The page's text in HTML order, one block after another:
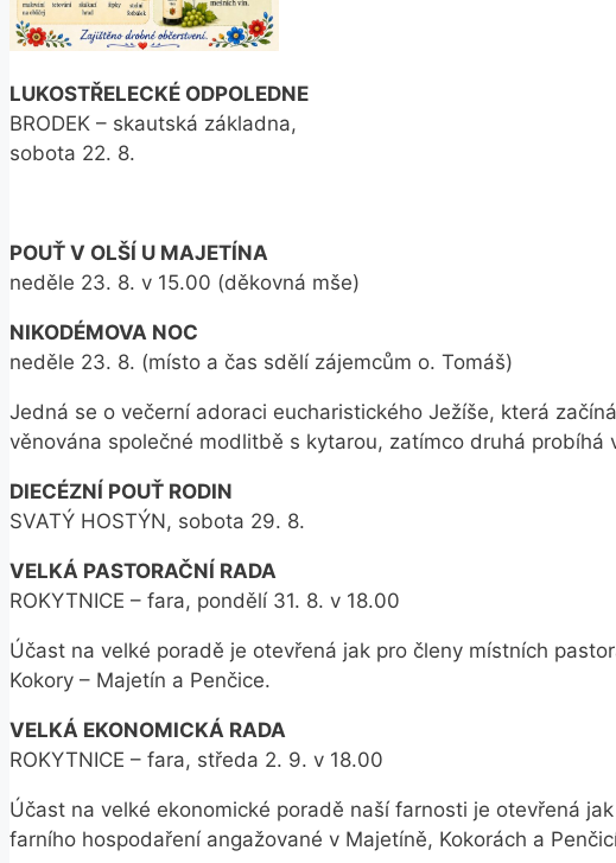
LUKOSTŘELECKÉ ODPOLEDNE
BRODEK – skautská základna,
sobota 22. 8.
POUŤ V OLŠÍ U MAJETÍNA
neděle 23. 8. v 15.00 (děkovná mše)
NIKODÉMOVA NOC
neděle 23. 8. (místo a čas sdělí zájemcům o. Tomáš)
Jedná se o večerní adoraci eucharistického Ježíše, která
věnována společné modlitbě s kytarou, zatímco druhá
DIECÉZNÍ POUŤ RODIN
SVATÝ HOSTÝN, sobota 29. 8.
VELKÁ PASTORAČNÍ RADA
ROKYTNICE – fara, pondělí 31. 8. v 18.00
Účast na velké poradě je otevřená jak pro členy místních
Kokory – Majetín a Penčice.
VELKÁ EKONOMICKÁ RADA
ROKYTNICE – fara, středa 2. 9. v 18.00
Účast na velké ekonomické poradě naší farnosti je otevřená
farního hospodaření angažované v Majetíně, Kokorách a